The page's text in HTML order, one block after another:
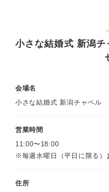
小さな結婚式 新潟チ
会場名
小さな結婚式 新潟チャペル
営業時間
11:00〜18:00
※毎週水曜日（平日に限る）
住所